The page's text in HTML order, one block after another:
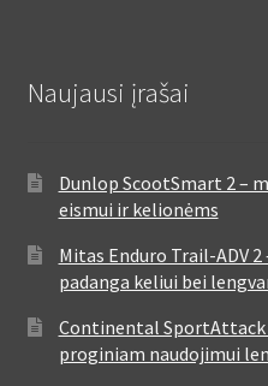
Naujausi įrašai
Dunlop ScootSmart 2 –
eismui ir kelionėms
Mitas Enduro Trail-ADV
padanga keliui bei
Continental SportAttack
proginiam naudojimui